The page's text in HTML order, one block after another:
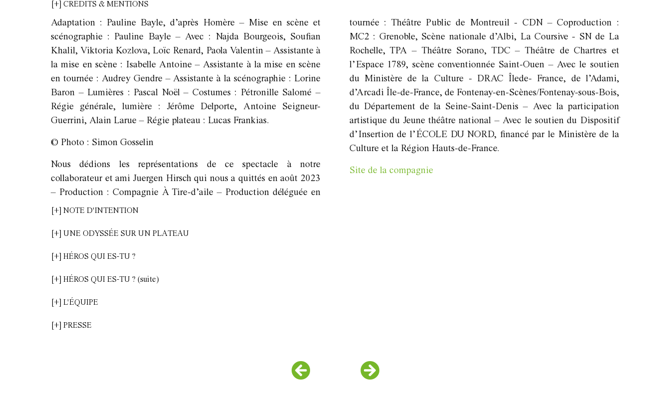
[+] CRÉDITS & MENTIONS
Adaptation : Pauline Bayle, d’après Homère – Mise en scène et
scénographie : Pauline Bayle – Avec : Najda Bourgeois, Soufian
Khalil, Viktoria Kozlova, Loïc Renard, Paola Valentin – Assistante à
la mise en scène : Isabelle Antoine – Assistante à la mise en scène
en tournée : Audrey Gendre – Assistante à la scénographie : Lorine
Baron – Lumières : Pascal Noël – Costumes : Pétronille Salomé –
Régie générale, lumière : Jérôme Delporte, Antoine Seigneur-
Guerrini, Alain Larue – Régie plateau : Lucas Frankias.
© Photo : Simon Gosselin
Nous dédions les représentations de ce spectacle à notre
collaborateur et ami Juergen Hirsch qui nous a quittés en août 2023
– Production : Compagnie À Tire-d’aile – Production déléguée en
tournée : Théâtre Public de Montreuil - CDN – Coproduction :
MC2 : Grenoble, Scène nationale d’Albi, La Coursive - SN de La
Rochelle, TPA – Théâtre Sorano, TDC – Théâtre de Chartres et
l’Espace 1789, scène conventionnée Saint-Ouen – Avec le soutien
du Ministère de la Culture - DRAC Îlede- France, de l’Adami,
d’Arcadi Île-de-France, de Fontenay-en-Scènes/Fontenay-sous-Bois,
du Département de la Seine-Saint-Denis – Avec la participation
artistique du Jeune théâtre national – Avec le soutien du Dispositif
d’Insertion de l’ÉCOLE DU NORD, financé par le Ministère de la
Culture et la Région Hauts-de-France.
Site de la compagnie
[+] NOTE D'INTENTION
[+] UNE ODYSSÉE SUR UN PLATEAU
[+] HÉROS QUI ES-TU ?
[+] HÉROS QUI ES-TU ? (suite)
[+] L'ÉQUIPE
[+] PRESSE